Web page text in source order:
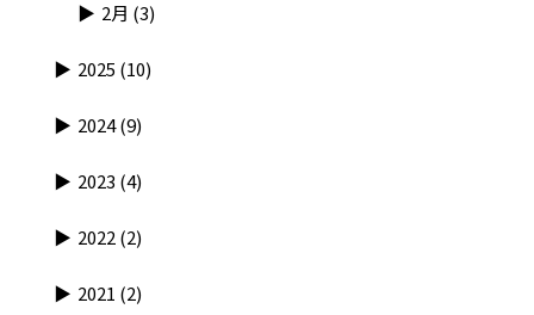
2月 (3)
2025 (10)
2024(9)
2023 (4)
2022(2)
2021 (2)